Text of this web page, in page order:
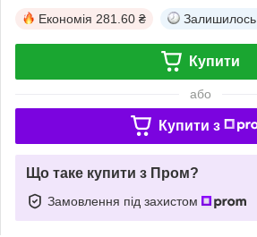
Економія 281.60 ₴ Залишилось
Купити
або
Купити з
Що таке купити з Пром?
Замовлення під захистом